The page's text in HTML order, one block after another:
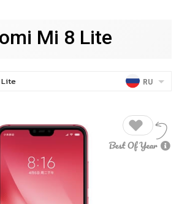
Mi 8 Lite
Lite RU